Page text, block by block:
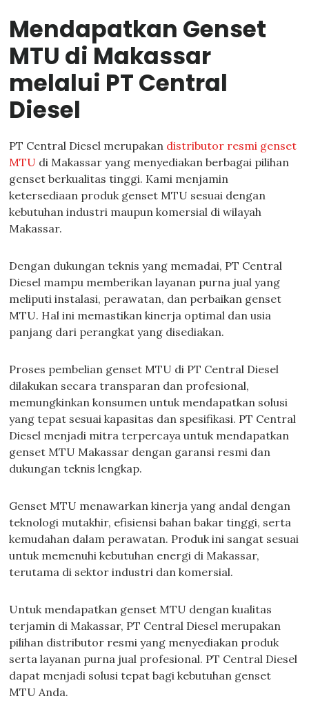
Mendapatkan Genset
MTU di Makassar
melalui PT Central
Diesel
PT Central Diesel merupakan distributor resmi genset
MTU di Makassar yang menyediakan berbagai pilihan
genset berkualitas tinggi. Kami menjamin
ketersediaan produk genset MTU sesuai dengan
kebutuhan industri maupun komersial di wilayah
Makassar.
Dengan dukungan teknis yang memadai, PT Central
Diesel mampu memberikan layanan purna jual yang
meliputi instalasi, perawatan, dan perbaikan genset
MTU. Hal ini memastikan kinerja optimal dan usia
panjang dari perangkat yang disediakan.
Proses pembelian genset MTU di PT Central Diesel
dilakukan secara transparan dan profesional,
memungkinkan konsumen untuk mendapatkan solusi
yang tepat sesuai kapasitas dan spesifikasi. PT Central
Diesel menjadi mitra terpercaya untuk mendapatkan
genset MTU Makassar dengan garansi resmi dan
dukungan teknis lengkap.
Genset MTU menawarkan kinerja yang andal dengan
teknologi mutakhir, efisiensi bahan bakar tinggi, serta
kemudahan dalam perawatan. Produk ini sangat sesuai
untuk memenuhi kebutuhan energi di Makassar,
terutama di sektor industri dan komersial.
Untuk mendapatkan genset MTU dengan kualitas
terjamin di Makassar, PT Central Diesel merupakan
pilihan distributor resmi yang menyediakan produk
serta layanan purna jual profesional. PT Central Diesel
dapat menjadi solusi tepat bagi kebutuhan genset
MTU Anda.